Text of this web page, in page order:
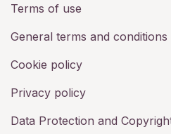
Terms of use
General terms and conditions
Cookie policy
Privacy policy
Data Protection and